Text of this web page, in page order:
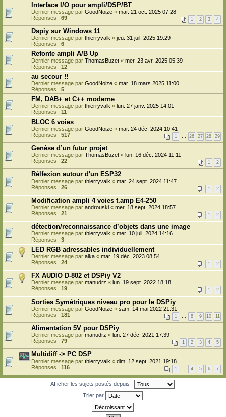
Interface I/O pour ampli/DSP/BT
Dernier message par GoodNoize « mar. 21 oct. 2025 07:28
Réponses : 69 1 2 3 4
Dspiy sur Windows 11
Dernier message par thierryvalk « jeu. 31 juil. 2025 19:29
Réponses : 6
Refonte ampli A/B Up
Dernier message par ThomasBuzet « mer. 23 avr. 2025 05:39
Réponses : 12
au secour !!
Dernier message par GoodNoize « mar. 18 mars 2025 11:00
Réponses : 5
FM, DAB+ et C++ moderne
Dernier message par thierryvalk « lun. 27 janv. 2025 14:01
Réponses : 11
BLOC 6 voies
Dernier message par GoodNoize « mar. 24 déc. 2024 10:41
Réponses : 517 1 … 26 27 28 29
Genèse d’un futur projet
Dernier message par ThomasBuzet « lun. 16 déc. 2024 11:11
Réponses : 22 1 2
Rélfexion autour d'un ESP32
Dernier message par thierryvalk « mar. 24 sept. 2024 11:47
Réponses : 26 1 2
Modification ampli 4 voies t.amp E4-250
Dernier message par androuski « mer. 18 sept. 2024 18:57
Réponses : 21 1 2
détection/reconnaissance d’objets dans une image
Dernier message par thierryvalk « mer. 10 juil. 2024 14:16
Réponses : 3
LED RGB adressables individuellement
Dernier message par alka « mar. 19 déc. 2023 08:54
Réponses : 24 1 2
FX AUDIO D-802 et DSPiy V2
Dernier message par manudrz « lun. 19 sept. 2022 18:18
Réponses : 19 1 2
Sorties Symétriques niveau pro pour le DSPiy
Dernier message par GoodNoize « sam. 14 mai 2022 21:31
Réponses : 181 1 … 8 9 10 11
Alimentation 5V pour DSPiy
Dernier message par manudrz « lun. 27 déc. 2021 17:39
Réponses : 79 1 2 3 4 5
Multidiff -> PC DSP
Dernier message par thierryvalk « dim. 12 sept. 2021 19:18
Réponses : 116 1 … 4 5 6 7
Afficher les sujets postés depuis :
Trier par